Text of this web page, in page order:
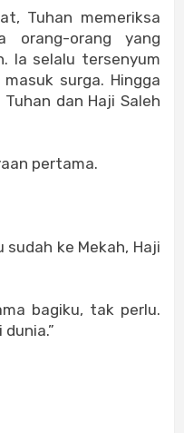
Tuhan memeriksa
orang-orang yang
Ia selalu tersenyum
surga. Hingga
dan Haji Saleh
pertama.
sudah ke Mekah, Haji
bagiku, tak perlu.